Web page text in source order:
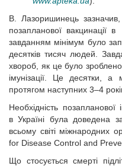
В. Лазоришинець
позапланової вакцинації в
завданням мінімум було
десятків тисяч людей.
хвороб, як це було
імунізації. Це десятки,
протягом наступних 3–4
Необхідність позапланової
в Україні була доведена
всьому світі міжнародних
for Disease Control and
Що стосується смерті